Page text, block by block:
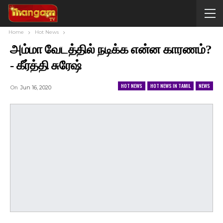
Home Hot News
அம்மா வேடத்தில் நடிக்க என்ன காரணம்?
- கீர்த்தி சுரேஷ்
HOT NEWS HOT NEWS IN TAMIL NEWS
On Jun 16, 2020